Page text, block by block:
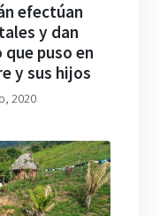
efectúan
y dan
puso en
y sus hijos
2020